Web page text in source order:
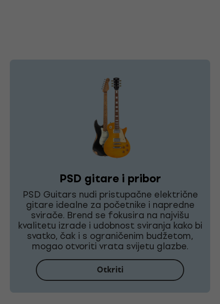
PSD gitare i pribor
PSD Guitars nudi pristupačne električne
gitare idealne za početnike i napredne
svirače. Brend se fokusira na najvišu
kvalitetu izrade i udobnost sviranja kako bi
svatko, čak i s ograničenim budžetom,
mogao otvoriti vrata svijetu glazbe.
Otkriti